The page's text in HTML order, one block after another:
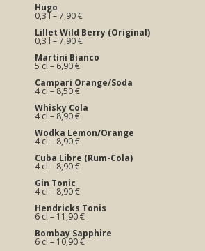
Hugo
0,3 l – 7,90 €
Lillet Wild Berry (Original)
0,3 l – 7,90 €
Martini Bianco
5 cl – 6,90 €
Campari Orange/Soda
4 cl – 8,50 €
Whisky Cola
4 cl – 8,90 €
Wodka Lemon/Orange
4 cl – 8,90 €
Cuba Libre (Rum-Cola)
4 cl – 8,90 €
Gin Tonic
4 cl – 8,90 €
Hendricks Tonis
6 cl – 11,90 €
Bombay Sapphire
6 cl – 10,90 €